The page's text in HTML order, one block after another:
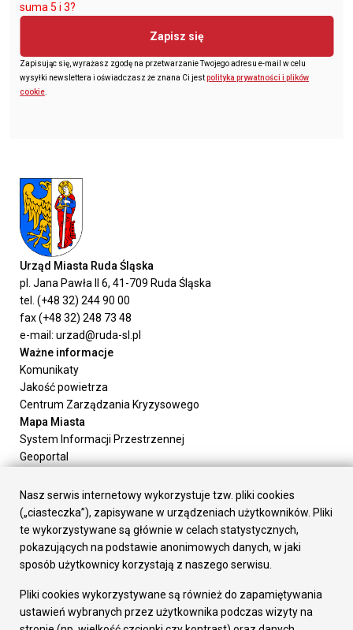
suma 5 i 3?
Zapisz się
Zapisując się, wyrażasz zgodę na przetwarzanie Twojego adresu e-mail w celu
wysyłki newslettera i oświadczasz że znana Ci jestpolityka prywatności i plików
cookie.
Urząd Miasta Ruda Śląska
pl. Jana Pawła II 6, 41-709 Ruda Śląska
tel. (+48 32) 244 90 00
fax (+48 32) 248 73 48
e-mail: urzad@ruda-sl.pl
Ważne informacje
Komunikaty
Jakość powietrza
Centrum Zarządzania Kryzysowego
Mapa Miasta
System Informacji Przestrzennej
Geoportal
Załatw sprawę
Prezydent Miasta
Rada Miasta
Wydziały
Elektroniczna Skrzynka Podawcza
Gospodarka
Fundusze europejskie
Nasz serwis internetowy wykorzystuje tzw. pliki cookies
(„ciasteczka”), zapisywane w urządzeniach użytkowników. Pliki
te wykorzystywane są głównie w celach statystycznych,
pokazujących na podstawie anonimowych danych, w jaki
sposób użytkownicy korzystają z naszego serwisu.
Pliki cookies wykorzystywane są również do zapamiętywania
ustawień wybranych przez użytkownika podczas wizyty na